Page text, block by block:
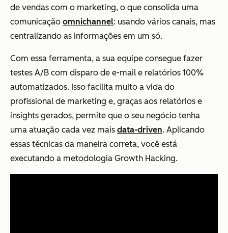
de vendas com o marketing, o que consolida uma
comunicação omnichannel: usando vários canais, mas
centralizando as informações em um só.
Com essa ferramenta, a sua equipe consegue fazer
testes A/B com disparo de e-mail e relatórios 100%
automatizados. Isso facilita muito a vida do
profissional de marketing e, graças aos relatórios e
insights gerados, permite que o seu negócio tenha
uma atuação cada vez mais data-driven. Aplicando
essas técnicas da maneira correta, você está
executando a metodologia Growth Hacking.